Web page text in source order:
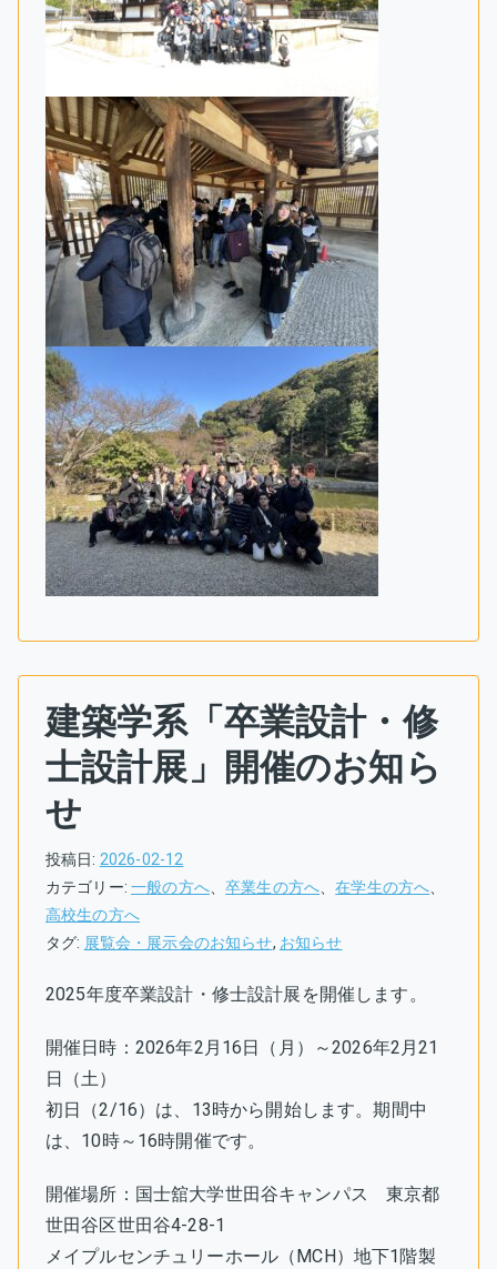
建築学系「卒業設計・修
士設計展」開催のお知ら
せ
投稿日: 2026-02-12
カテゴリー:一般の方へ、卒業生の方へ、在学生の方へ、
高校生の方へ
タグ: 展覧会・展示会のお知らせ, お知らせ
2025年度卒業設計・修士設計展を開催します。
開催日時：2026年2月16日（月）～2026年2月21
日（土）
初日（2/16）は、13時から開始します。期間中
は、10時～16時開催です。
開催場所：国士舘大学世田谷キャンパス 東京都
世田谷区世田谷4-28-1
メイプルセンチュリーホール（MCH）地下1階製